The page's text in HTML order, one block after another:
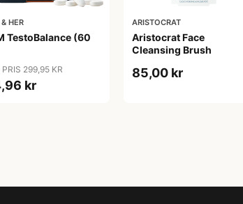
HER
TestoBalance (60
PRIS 299,95 KR
kr
ARISTOCRAT
Aristocrat Face
Cleansing Brush
85,00 kr